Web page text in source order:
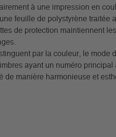
à une impression en
feuille de polystyrène
de protection maintiennent
par la couleur, le
ayant un numéro
manière harmonieuse et